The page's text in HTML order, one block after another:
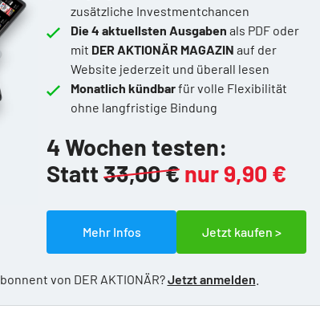
zusätzliche Investmentchancen
Die 4 aktuellsten Ausgaben als PDF oder
mit DER AKTIONÄR MAGAZIN auf der
Website jederzeit und überall lesen
Monatlich kündbarfür volle Flexibilität
ohne langfristige Bindung
4 Wochen testen:
Statt 33,00 € nur 9,90 €
Mehr Infos Jetzt kaufen >
von DER AKTIONÄR?Jetzt anmelden